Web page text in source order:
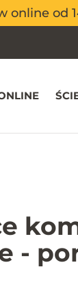
online od
online od
-